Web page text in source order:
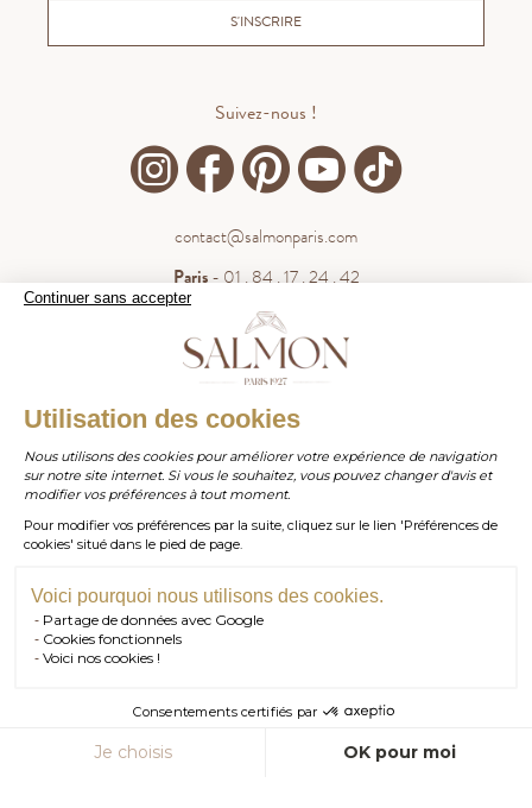
Continuer sans accepter
Utilisation des cookies
Nous utilisons des cookies pour améliorer votre expérience de navigation
sur notre site internet. Si vous le souhaitez, vous pouvez changer d'avis et
modifier vos préférences à tout moment.
Pour modifier vos préférences par la suite, cliquez sur le lien 'Préférences de
cookies' situé dans le pied de page.
Voici pourquoi nous utilisons des cookies.
Partage de données avec Google
Cookies fonctionnels
Voici nos cookies !
Consentements certifiés par
Je choisis OK pour moi
WHATSAPP
E-MAIL contact@salmonparis.com
TÉL PARIS
RDV SHOWROOM
RDV TÉLÉPHONIQUE
S'INSCRIRE
Suivez-nous !
contact@salmonparis.com
Paris- 01 . 84 . 17 . 24 . 42
- 05 . 35 . 54 . 45 . 53
WhatsApp- 07 . 81 . 63 . 76 . 57
© Salmon Paris 2026 — Tous droits réservés.
AJOUTER AU PANIER